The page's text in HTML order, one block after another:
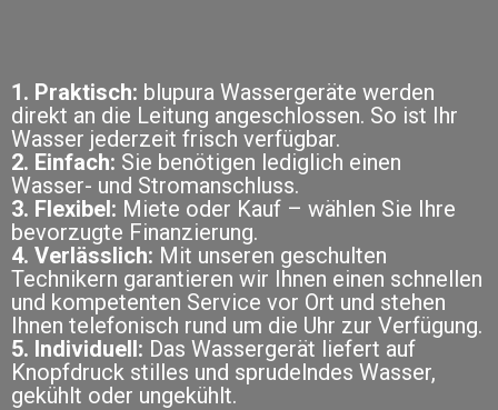
1. Praktisch: blupura Wassergeräte werden
direkt an die Leitung angeschlossen. So ist Ihr
Wasser jederzeit frisch verfügbar.
2. Einfach: Sie benötigen lediglich einen
Wasser- und Stromanschluss.
3. Flexibel: Miete oder Kauf – wählen Sie Ihre
bevorzugte Finanzierung.
4. Verlässlich: Mit unseren geschulten
Technikern garantieren wir Ihnen einen schnellen
und kompetenten Service vor Ort und stehen
Ihnen telefonisch rund um die Uhr zur Verfügung.
5. Individuell: Das Wassergerät liefert auf
Knopfdruck stilles und sprudelndes Wasser,
gekühlt oder ungekühlt.